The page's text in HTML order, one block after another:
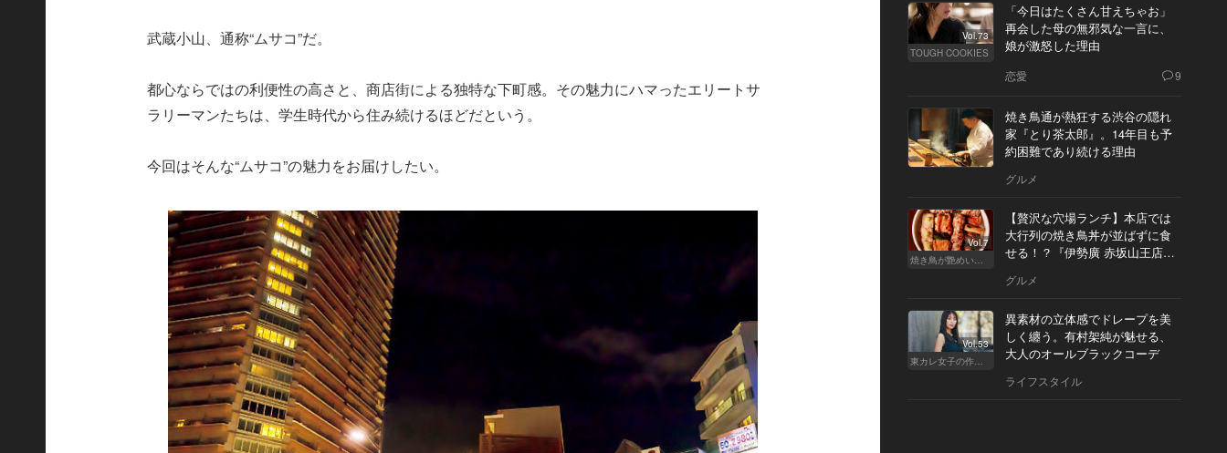
武蔵小山、通称“ムサコ”だ。
都心ならではの利便性の高さと、商店街による独特な下町感。その魅力にハマったエリートサ
ラリーマンたちは、学生時代から住み続けるほどだという。
今回はそんな“ムサコ”の魅力をお届けしたい。
Vol.73
TOUGH COOKIES
「今日はたくさん甘えちゃお」
再会した母の無邪気な一言に、
娘が激怒した理由
恋愛 9
焼き鳥通が熱狂する渋谷の隠れ
家『とり茶太郎』。14年目も予
約困難であり続ける理由
グルメ
Vol.7
焼き鳥が艶めいてきた
【贅沢な穴場ランチ】本店では
大行列の焼き鳥丼が並ばずに食
せる！？『伊勢廣 赤坂山王店』
グルメ
Vol.53
東カレ女子の作り方
異素材の立体感でドレープを美
しく纏う。有村架純が魅せる、
大人のオールブラックコーデ
ライフスタイル